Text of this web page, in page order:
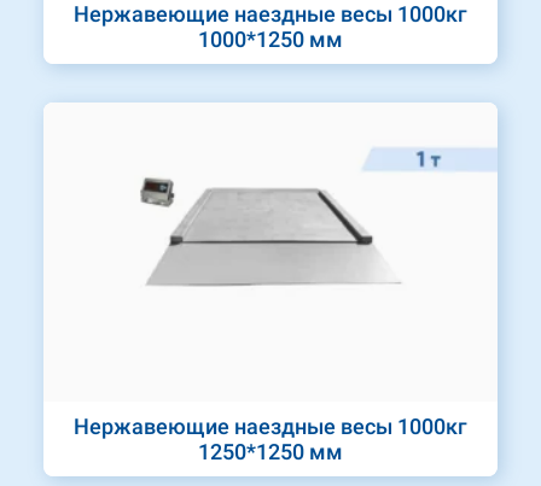
Нержавеющие наездные весы 1000кг
1000*1250 мм
Нержавеющие наездные весы 1000кг
1250*1250 мм